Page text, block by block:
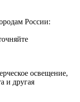
России:
освещение,
и другая